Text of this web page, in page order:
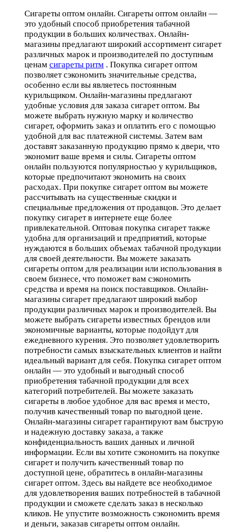
Сигареты оптом онлайн. Сигареты оптом онлайн —
это удобный способ приобретения табачной
продукции в больших количествах. Онлайн-
магазины предлагают широкий ассортимент сигарет
различных марок и производителей по доступным
ценам сигареты ритм . Покупка сигарет оптом
позволяет сэкономить значительные средства,
особенно если вы являетесь постоянным
курильщиком. Онлайн-магазины предлагают
удобные условия для заказа сигарет оптом. Вы
можете выбрать нужную марку и количество
сигарет, оформить заказ и оплатить его с помощью
удобной для вас платежной системы. Затем вам
доставят заказанную продукцию прямо к двери, что
экономит ваше время и силы. Сигареты оптом
онлайн пользуются популярностью у курильщиков,
которые предпочитают экономить на своих
расходах. При покупке сигарет оптом вы можете
рассчитывать на существенные скидки и
специальные предложения от продавцов. Это делает
покупку сигарет в интернете еще более
привлекательной. Оптовая покупка сигарет также
удобна для организаций и предприятий, которые
нуждаются в больших объемах табачной продукции
для своей деятельности. Вы можете заказать
сигареты оптом для реализации или использования в
своем бизнесе, что поможет вам сэкономить
средства и время на поиск поставщиков. Онлайн-
магазины сигарет предлагают широкий выбор
продукции различных марок и производителей. Вы
можете выбрать сигареты известных брендов или
экономичные варианты, которые подойдут для
ежедневного курения. Это позволяет удовлетворить
потребности самых взыскательных клиентов и найти
идеальный вариант для себя. Покупка сигарет оптом
онлайн — это удобный и выгодный способ
приобретения табачной продукции для всех
категорий потребителей. Вы можете заказать
сигареты в любое удобное для вас время и место,
получив качественный товар по выгодной цене.
Онлайн-магазины сигарет гарантируют вам быструю
и надежную доставку заказа, а также
конфиденциальность ваших данных и личной
информации. Если вы хотите сэкономить на покупке
сигарет и получить качественный товар по
доступной цене, обратитесь в онлайн-магазины
сигарет оптом. Здесь вы найдете все необходимое
для удовлетворения ваших потребностей в табачной
продукции и сможете сделать заказ в несколько
кликов. Не упустите возможность сэкономить время
и деньги, заказав сигареты оптом онлайн.